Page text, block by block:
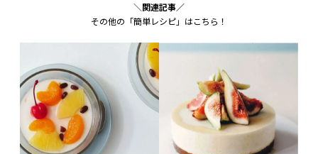
＼関連記事／
その他の「簡単レシピ」はこちら！